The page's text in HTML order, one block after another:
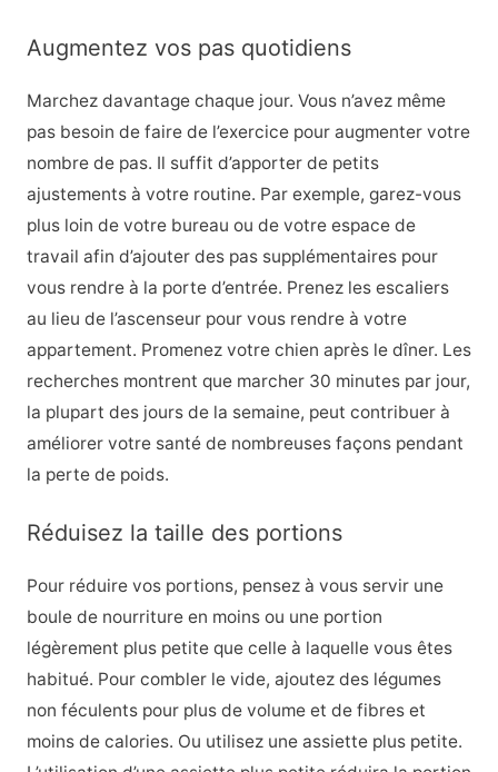
Augmentez vos pas quotidiens
Marchez davantage chaque jour. Vous n’avez même
pas besoin de faire de l’exercice pour augmenter votre
nombre de pas. Il suffit d’apporter de petits
ajustements à votre routine. Par exemple, garez-vous
plus loin de votre bureau ou de votre espace de
travail afin d’ajouter des pas supplémentaires pour
vous rendre à la porte d’entrée. Prenez les escaliers
au lieu de l’ascenseur pour vous rendre à votre
appartement. Promenez votre chien après le dîner. Les
recherches montrent que marcher 30 minutes par jour,
la plupart des jours de la semaine, peut contribuer à
améliorer votre santé de nombreuses façons pendant
la perte de poids.
Réduisez la taille des portions
Pour réduire vos portions, pensez à vous servir une
boule de nourriture en moins ou une portion
légèrement plus petite que celle à laquelle vous êtes
habitué. Pour combler le vide, ajoutez des légumes
non féculents pour plus de volume et de fibres et
moins de calories. Ou utilisez une assiette plus petite.